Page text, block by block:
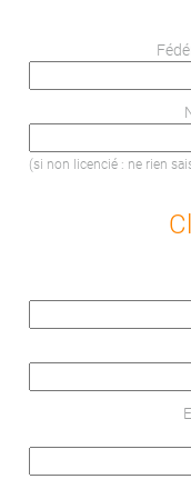
(si non licencié : ne rien